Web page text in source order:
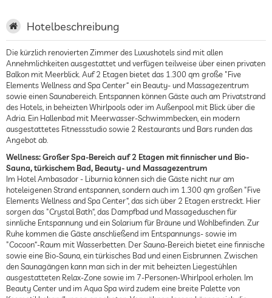
Hotelbeschreibung
Die kürzlich renovierten Zimmer des Luxushotels sind mit allen
Annehmlichkeiten ausgestattet und verfügen teilweise über einen privaten
Balkon mit Meerblick. Auf 2 Etagen bietet das 1.300 qm große "Five
Elements Wellness and Spa Center“ ein Beauty- und Massagezentrum
sowie einen Saunabereich. Entspannen können Gäste auch am Privatstrand
des Hotels, in beheizten Whirlpools oder im Außenpool mit Blick über die
Adria. Ein Hallenbad mit Meerwasser-Schwimmbecken, ein modern
ausgestattetes Fitnessstudio sowie 2 Restaurants und Bars runden das
Angebot ab.
Wellness: Großer Spa-Bereich auf 2 Etagen mit finnischer und Bio-
Sauna, türkischem Bad, Beauty- und Massagezentrum
Im Hotel Ambasador - Liburnia können sich die Gäste nicht nur am
hoteleigenen Strand entspannen, sondern auch im 1.300 qm großen "Five
Elements Wellness and Spa Center“, das sich über 2 Etagen erstreckt. Hier
sorgen das "Crystal Bath“, das Dampfbad und Massageduschen für
sinnliche Entspannung und ein Solarium für Bräune und Wohlbefinden. Zur
Ruhe kommen die Gäste anschließend im Entspannungs- sowie im
"Cocoon“-Raum mit Wasserbetten. Der Sauna-Bereich bietet eine finnische
sowie eine Bio-Sauna, ein türkisches Bad und einen Eisbrunnen. Zwischen
den Saunagängen kann man sich in der mit beheizten Liegestühlen
ausgestatteten Relax-Zone sowie im 7-Personen-Whirlpool erholen. Im
Beauty Center und im Aqua Spa wird zudem eine breite Palette von